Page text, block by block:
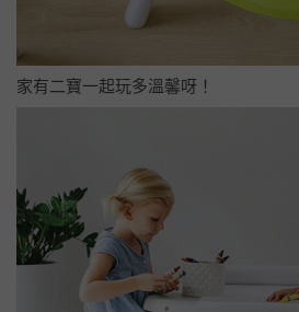
家有二寶一起玩多溫馨呀！